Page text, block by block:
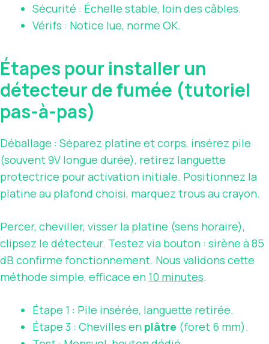
Sécurité : Échelle stable, loin des câbles.
Vérifs : Notice lue, norme OK.
Étapes pour installer un
détecteur de fumée (tutoriel
pas-à-pas)
Déballage : Séparez platine et corps, insérez pile
(souvent 9V longue durée), retirez languette
protectrice pour activation initiale. Positionnez la
platine au plafond choisi, marquez trous au crayon.
Percer, cheviller, visser la platine (sens horaire),
clipsez le détecteur. Testez via bouton : sirène à 85
dB confirme fonctionnement. Nous validons cette
méthode simple, efficace en 10 minutes.
Étape 1 : Pile insérée, languette retirée.
Étape 3 : Chevilles en plâtre (foret 6 mm).